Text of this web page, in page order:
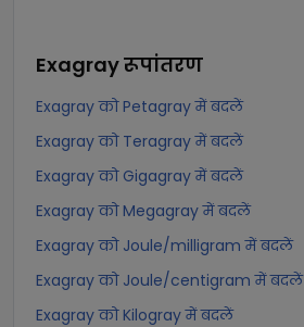
Exagrayरूपांतरण
Exagray को Petagray में बदलें
Exagray को Teragray में बदलें
Exagray को Gigagray में बदलें
Exagray को Megagray में बदलें
Exagray को Joule/milligram में बदलें
Exagray को Joule/centigram में बदलें
Exagray को Kilogray में बदलें